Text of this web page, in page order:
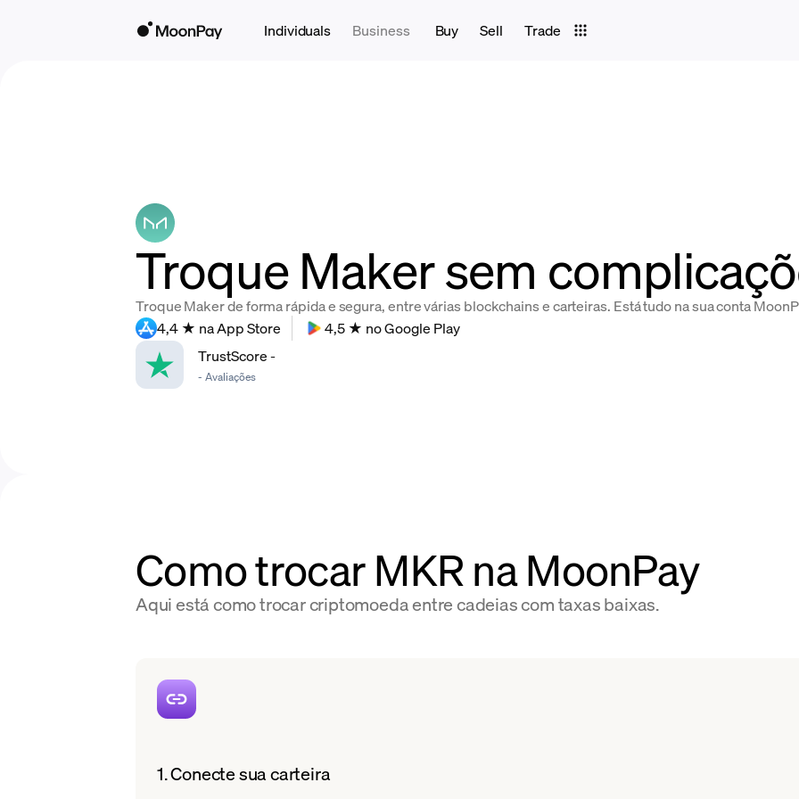
Individuals Business Buy Sell Trade
Troque Maker sem
Troque Maker de forma rápida e segura, entre várias blockchains e carteiras. Está tudo na sua conta
4,4 ★ na App Store
4,5 ★ no Google Play
TrustScore-
- Avaliações
Como trocar MKR na MoonPay
Aqui está como trocar criptomoeda entre cadeias com taxas baixas.
1. Conecte sua carteira